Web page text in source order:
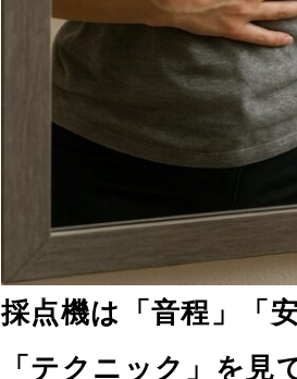
採点機は「音程」「
「テクニック」を見